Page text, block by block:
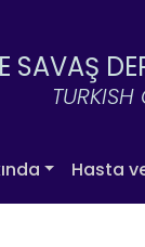
SAVAŞ
TURKISH
Hasta